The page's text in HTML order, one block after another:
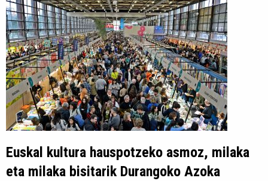
Euskal kultura hauspotzeko asmoz, milaka
eta milaka bisitarik Durangoko Azoka